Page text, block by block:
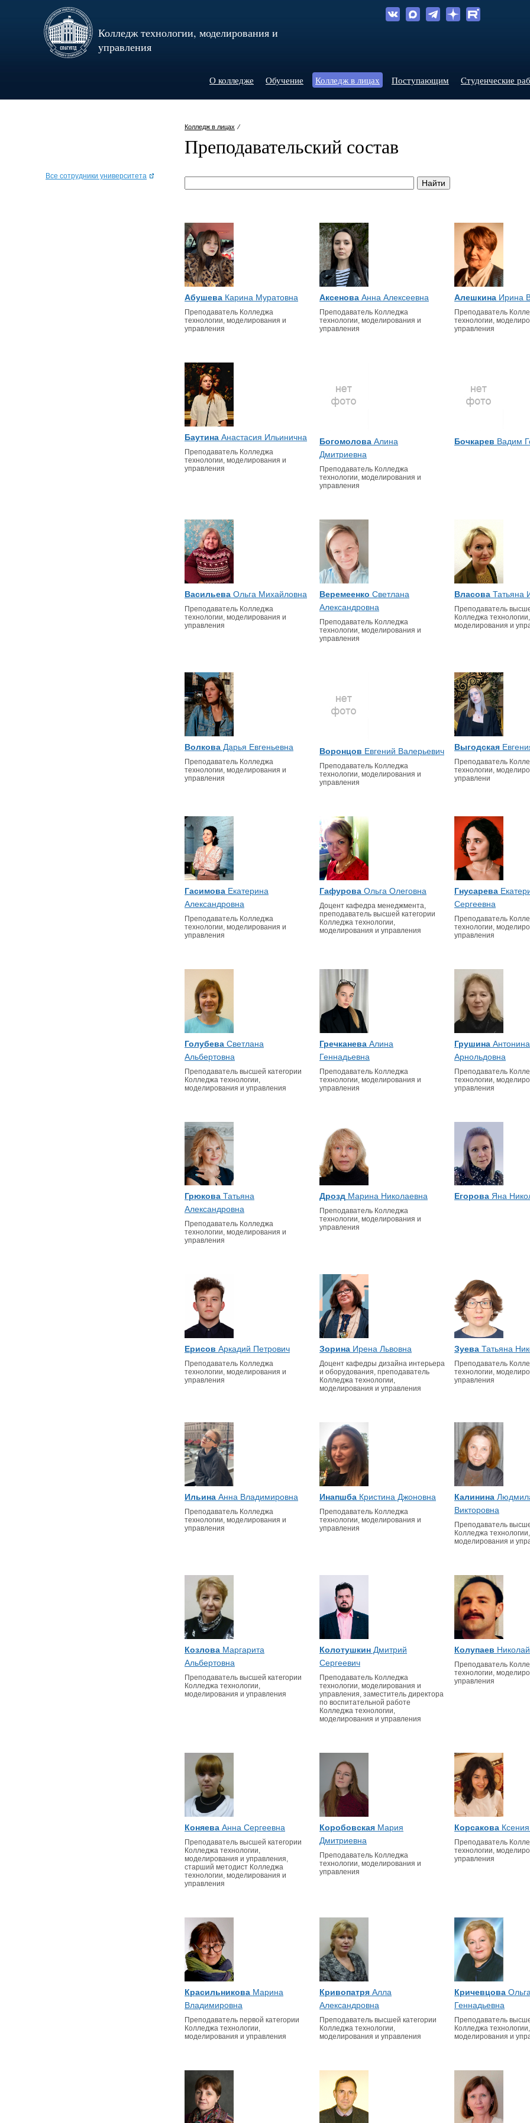
Колледж технологии, моделирования и
управления
О колледже Обучение Колледж в лицах Поступающим Студенческие
Колледж в лицах ⁄
Преподавательский состав
Все сотрудники университета
Абушева Карина Муратовна
Преподаватель Колледжа
технологии, моделирования и
управления
Аксенова Анна Алексеевна
Преподаватель Колледжа
технологии, моделирования и
управления
Алешкина Ирина
Преподаватель
технологии,
управления
Баутина Анастасия Ильинична
Преподаватель Колледжа
технологии, моделирования и
управления
Богомолова Алина
Дмитриевна
Преподаватель Колледжа
технологии, моделирования и
управления
Бочкарев Вадим
Васильева Ольга Михайловна
Преподаватель Колледжа
технологии, моделирования и
управления
Веремеенко Светлана
Александровна
Преподаватель Колледжа
технологии, моделирования и
управления
Власова Татьяна
Преподаватель
Колледжа технологии,
моделирования и
Волкова Дарья Евгеньевна
Преподаватель Колледжа
технологии, моделирования и
управления
Воронцов Евгений Валерьевич
Преподаватель Колледжа
технологии, моделирования и
управления
Выгодская
Преподаватель
технологии,
управлени
Гасимова Екатерина
Александровна
Преподаватель Колледжа
технологии, моделирования и
управления
Гафурова Ольга Олеговна
Доцент кафедра менеджмента,
преподаватель высшей категории
Колледжа технологии,
моделирования и управления
Гнусарева
Сергеевна
Преподаватель
технологии,
управления
Голубева Светлана
Альбертовна
Преподаватель высшей категории
Колледжа технологии,
моделирования и управления
Гречканева Алина
Геннадьевна
Преподаватель Колледжа
технологии, моделирования и
управления
Грушина Антонина
Арнольдовна
Преподаватель
технологии,
управления
Грюкова Татьяна
Александровна
Преподаватель Колледжа
технологии, моделирования и
управления
Дрозд Марина Николаевна
Преподаватель Колледжа
технологии, моделирования и
управления
Егорова Яна
Ерисов Аркадий Петрович
Преподаватель Колледжа
технологии, моделирования и
управления
Зорина Ирена Львовна
Доцент кафедры дизайна интерьера
и оборудования, преподаватель
Колледжа технологии,
моделирования и управления
Зуева Татьяна
Преподаватель
технологии,
управления
Ильина Анна Владимировна
Преподаватель Колледжа
технологии, моделирования и
управления
Инапшба Кристина Джоновна
Преподаватель Колледжа
технологии, моделирования и
управления
Калинина
Викторовна
Преподаватель
Колледжа технологии,
моделирования и
Козлова Маргарита
Альбертовна
Преподаватель высшей категории
Колледжа технологии,
моделирования и управления
Колотушкин Дмитрий
Сергеевич
Преподаватель Колледжа
технологии, моделирования и
управления, заместитель директора
по воспитательной работе
Колледжа технологии,
моделирования и управления
Колупаев
Преподаватель
технологии,
управления
Коняева Анна Сергеевна
Преподаватель высшей категории
Колледжа технологии,
моделирования и управления,
старший методист Колледжа
технологии, моделирования и
управления
Коробовская Мария
Дмитриевна
Преподаватель Колледжа
технологии, моделирования и
управления
Корсакова
Преподаватель
технологии,
управления
Красильникова Марина
Владимировна
Преподаватель первой категории
Колледжа технологии,
моделирования и управления
Кривопатря Алла
Александровна
Преподаватель высшей категории
Колледжа технологии,
моделирования и управления
Кричевцова Ольга
Геннадьевна
Преподаватель
Колледжа технологии,
моделирования и